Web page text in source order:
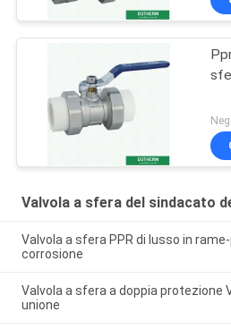
Valvola a sfera del sindacato
Valvola a sfera PPR di lusso in
corrosione
Valvola a sfera a doppia protezione
unione